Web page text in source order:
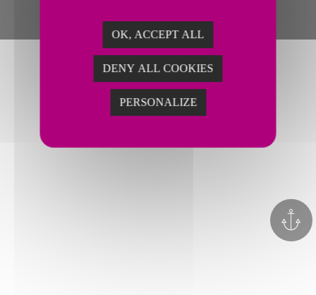
OK, ACCEPT ALL
DENY ALL COOKIES
PERSONALIZE